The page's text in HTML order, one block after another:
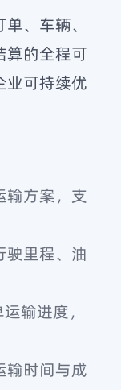
、车辆、
算的全程可
业可持续优
输方案，支
驶里程、油
输进度，
输时间与成